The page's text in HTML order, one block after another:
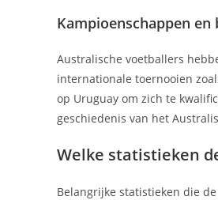
Kampioenschappen
Australische voetballers
internationale toernooien
op Uruguay om zich te
geschiedenis van het
Welke statistieken
Belangrijke statistieken die